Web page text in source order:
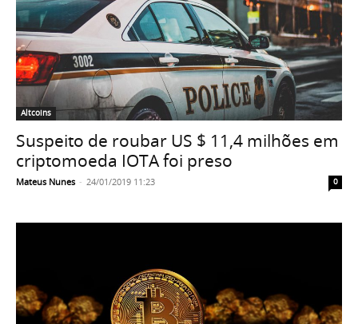
Altcoins
Suspeito de roubar US $ 11,4 milhões em
criptomoeda IOTA foi preso
Mateus Nunes - 24/01/2019 11:23 0